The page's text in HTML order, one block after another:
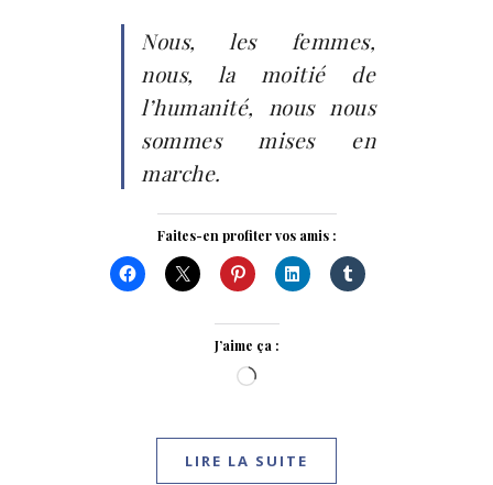
Nous, les femmes,
nous, la moitié de
l’humanité, nous nous
sommes mises en
marche.
Faites-en profiter vos amis :
J’aime ça :
Chargement…
LIRE LA SUITE